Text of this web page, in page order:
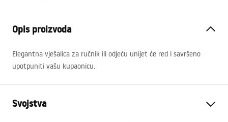
Opis proizvoda
Elegantna vješalica za ručnik ili odjeću unijet će red i savršeno
upotpuniti vašu kupaonicu.
Svojstva